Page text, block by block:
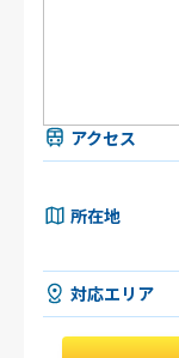
アクセス
所在地
対応エリア